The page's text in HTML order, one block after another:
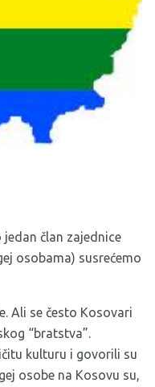
jedan član zajednice
osobama) susrećemo
Ali se često Kosovari
“bratstva”.
kulturu i govorili su
osobe na Kosovu su,